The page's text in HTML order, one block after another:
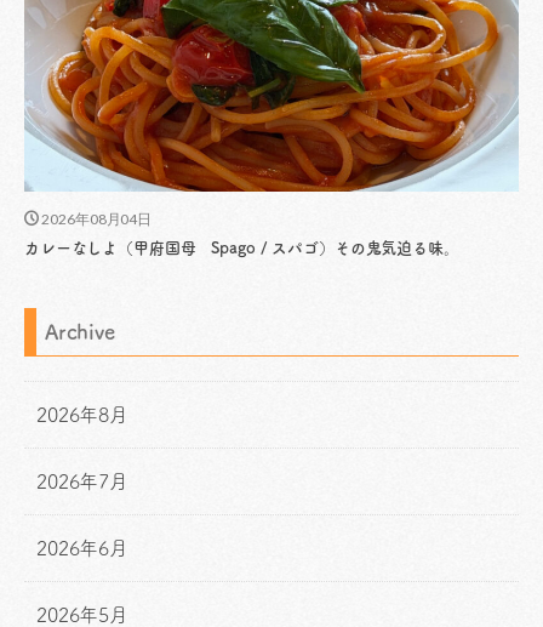
2026年08月04日
カレーなしよ（甲府国母 Spago / スパゴ）その鬼気迫る味。
Archive
2026年8月
2026年7月
2026年6月
2026年5月